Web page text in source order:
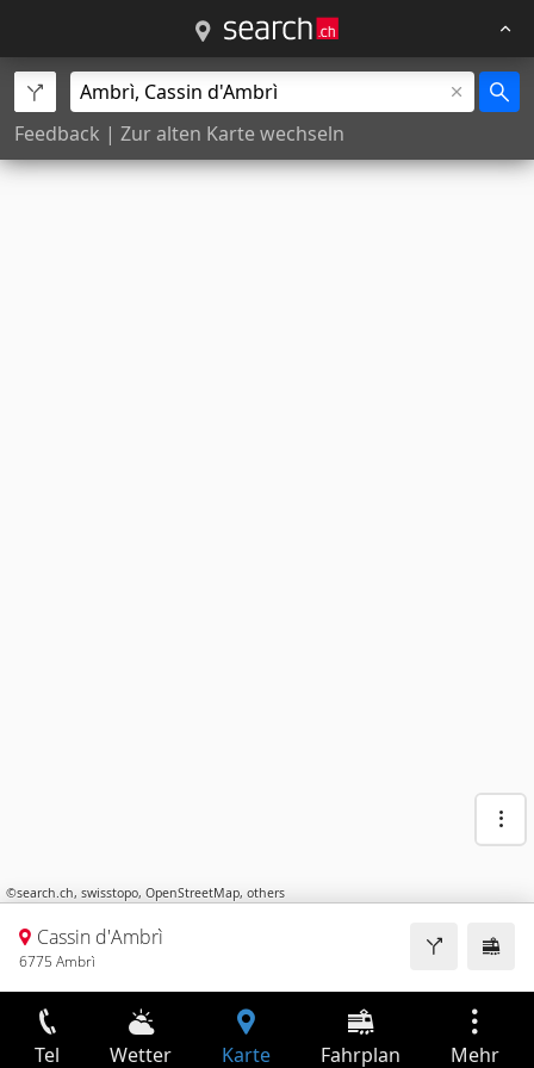
Feedback | Zur alten Karte wechseln
©search.ch, swisstopo, OpenStreetMap, others
Cassin d'Ambrì
6775 Ambrì
Tel Wetter Karte Fahrplan Mehr